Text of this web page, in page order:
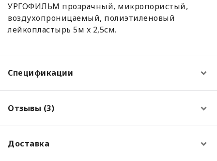
УРГОФИЛЬМ прозрачный, микропористый,
воздухопроницаемый, полиэтиленовый
лейкопластырь 5м x 2,5см.
Спецификации
Отзывы (3)
Доставка